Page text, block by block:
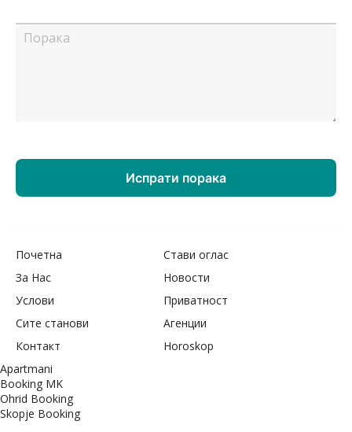
Почетна
Стави оглас
За Нас
Новости
Услови
Приватност
Сите станови
Агенции
Контакт
Horoskop
Apartmani
Booking MK
Ohrid Booking
Skopje Booking